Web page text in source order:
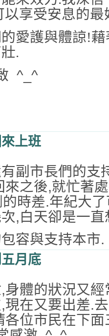
以享受安息的最
愛護與體諒!
.
^_^
上班
副市長們的支
來之後,就忙著
時差.年紀大
,白天卻是一
容與支持本市.
月底
身體的狀況又
現在又要出差.
各位市民在下